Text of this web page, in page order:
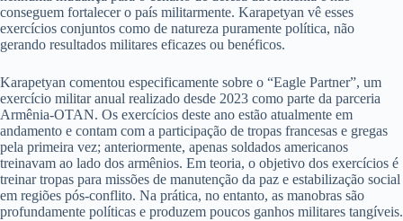
conseguem fortalecer o país militarmente. Karapetyan vê esses
exercícios conjuntos como de natureza puramente política, não
gerando resultados militares eficazes ou benéficos.
Karapetyan comentou especificamente sobre o “Eagle Partner”, um
exercício militar anual realizado desde 2023 como parte da parceria
Armênia-OTAN. Os exercícios deste ano estão atualmente em
andamento e contam com a participação de tropas francesas e gregas
pela primeira vez; anteriormente, apenas soldados americanos
treinavam ao lado dos armênios. Em teoria, o objetivo dos exercícios é
treinar tropas para missões de manutenção da paz e estabilização social
em regiões pós-conflito. Na prática, no entanto, as manobras são
profundamente políticas e produzem poucos ganhos militares tangíveis.